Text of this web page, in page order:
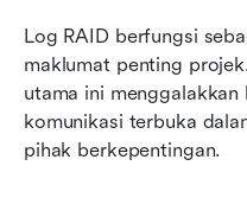
Log RAID berfungsi
maklumat penting
utama ini
komunikasi terbuka
pihak berkepentingan.